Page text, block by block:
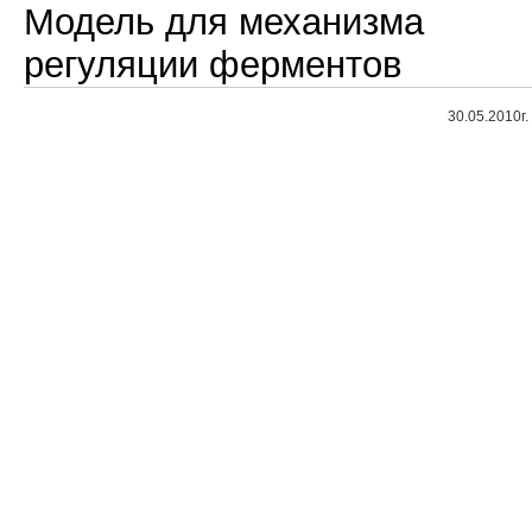
Модель для механизма
регуляции ферментов
30.05.2010г.